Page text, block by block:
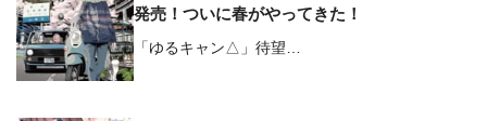
発売！ついに春がやってきた！
「ゆるキャン△」待望…